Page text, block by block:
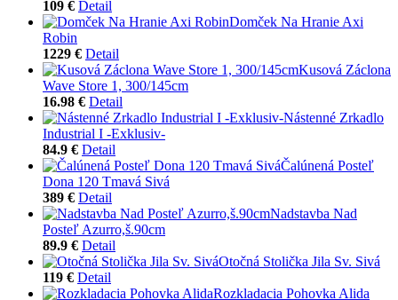
109 € Detail
Domček Na Hranie Axi
Robin
1229 € Detail
Kusová Záclona
Wave Store 1, 300/145cm
16.98 € Detail
Nástenné Zrkadlo
Industrial I -Exklusiv-
84.9 € Detail
Čalúnená Posteľ
Dona 120 Tmavá Sivá
389 € Detail
Nadstavba Nad
Posteľ Azurro,š.90cm
89.9 € Detail
Otočná Stolička Jila Sv. Sivá
119 € Detail
Rozkladacia Pohovka Alida